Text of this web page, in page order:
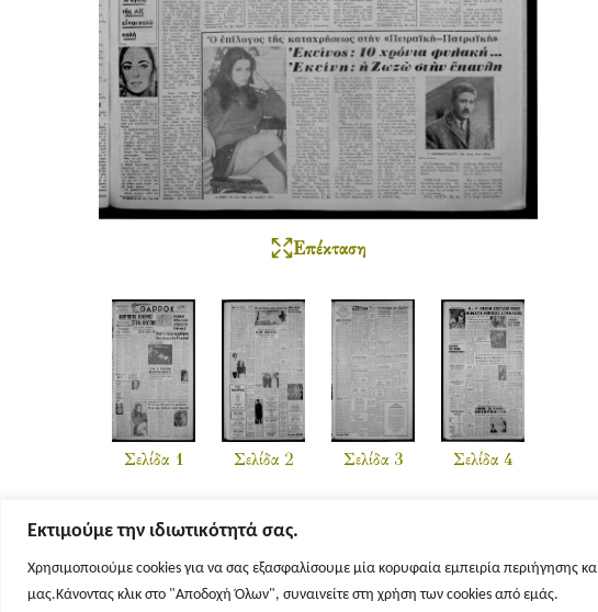
Εκτιμούμε την ιδιωτικότητά σας.
Χρησιμοποιούμε cookies για να σας εξασφαλίσουμε μία κορυφαία εμπειρία περιήγησης
μας.Κάνοντας κλικ στο "Αποδοχή Όλων", συναινείτε στη χρήση των cookies από εμάς.
Επέκταση
Σελίδα 1 Σελίδα 2 Σελίδα 3 Σελίδα 4